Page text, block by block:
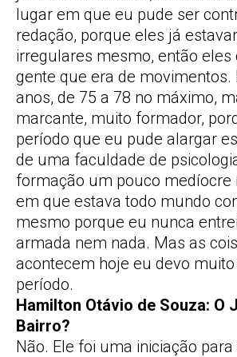
lugar em que eu pude ser
redação, porque eles já
irregulares mesmo, então eles
gente que era de movimentos.
anos, de 75 a 78 no máximo,
marcante, muito formador,
período que eu pude alargar
de uma faculdade de
formação um pouco medíocre
em que estava todo mundo
mesmo porque eu nunca
armada nem nada. Mas as
acontecem hoje eu devo
período.
Hamilton Otávio de Souza: O
Bairro?
Não. Ele foi uma iniciação